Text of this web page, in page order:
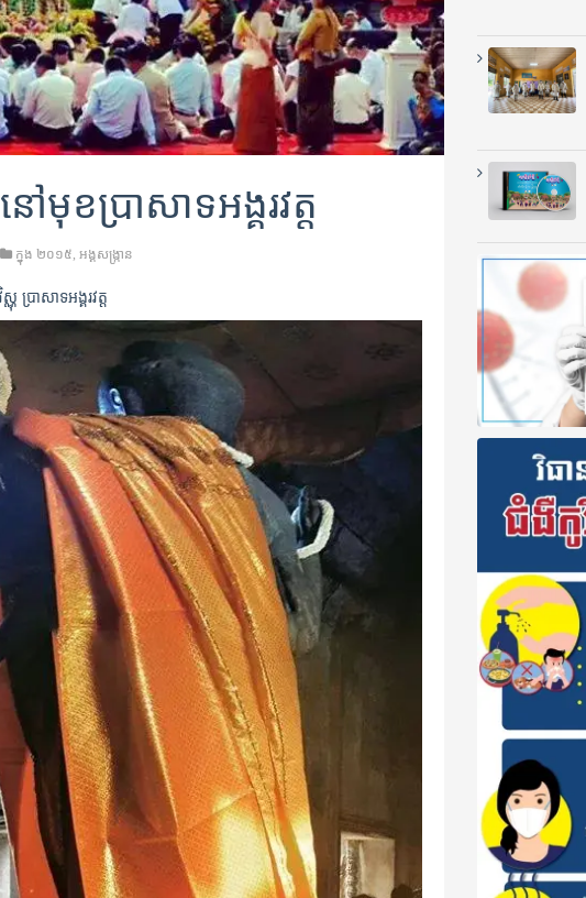
ប្រាសាទអង្គរវត្ត
ក្នុង ២០១៥, អង្គសង្រ្កាន
ាសាទអង្គរវត្ត